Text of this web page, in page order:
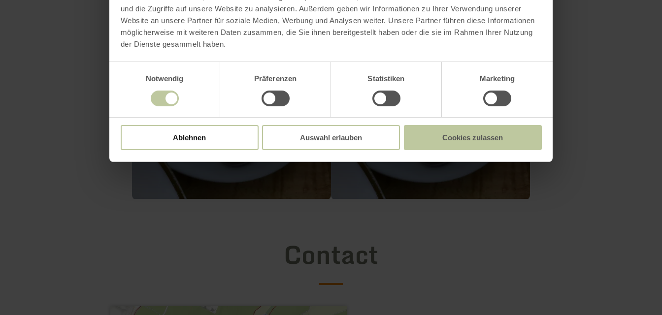
und die Zugriffe auf unsere Website zu analysieren. Außerdem geben wir Informationen zu Ihrer Verwendung unserer
Website an unsere Partner für soziale Medien, Werbung und Analysen weiter. Unsere Partner führen diese Informationen
möglicherweise mit weiteren Daten zusammen, die Sie ihnen bereitgestellt haben oder die sie im Rahmen Ihrer Nutzung
der Dienste gesammelt haben.
Notwendig
Präferenzen Statistiken Marketing
Ablehnen Auswahl erlauben Cookies zulassen
Contact